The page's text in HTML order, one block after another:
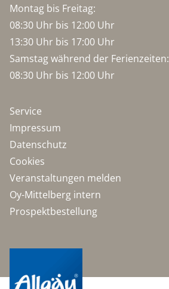
Montag bis Freitag:
08:30 Uhr bis 12:00 Uhr
13:30 Uhr bis 17:00 Uhr
Samstag während der Ferienzeiten:
08:30 Uhr bis 12:00 Uhr
Service
Impressum
Datenschutz
Cookies
Veranstaltungen melden
Oy-Mittelberg intern
Prospektbestellung